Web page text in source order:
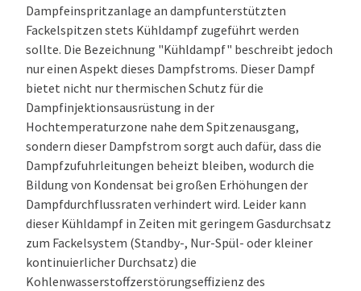
Dampfeinspritzanlage an dampfunterstützten
Fackelspitzen stets Kühldampf zugeführt werden
sollte. Die Bezeichnung "Kühldampf" beschreibt jedoch
nur einen Aspekt dieses Dampfstroms. Dieser Dampf
bietet nicht nur thermischen Schutz für die
Dampfinjektionsausrüstung in der
Hochtemperaturzone nahe dem Spitzenausgang,
sondern dieser Dampfstrom sorgt auch dafür, dass die
Dampfzufuhrleitungen beheizt bleiben, wodurch die
Bildung von Kondensat bei großen Erhöhungen der
Dampfdurchflussraten verhindert wird. Leider kann
dieser Kühldampf in Zeiten mit geringem Gasdurchsatz
zum Fackelsystem (Standby-, Nur-Spül- oder kleiner
kontinuierlicher Durchsatz) die
Kohlenwasserstoffzerstörungseffizienz des